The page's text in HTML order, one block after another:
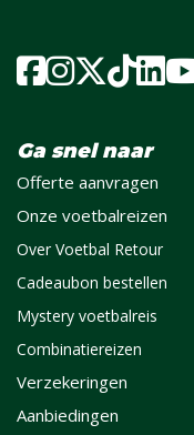
Ga snel naar
Offerte aanvragen
Onze voetbalreizen
Over Voetbal Retour
Cadeaubon bestellen
Mystery voetbalreis
Combinatiereizen
Verzekeringen
Aanbiedingen